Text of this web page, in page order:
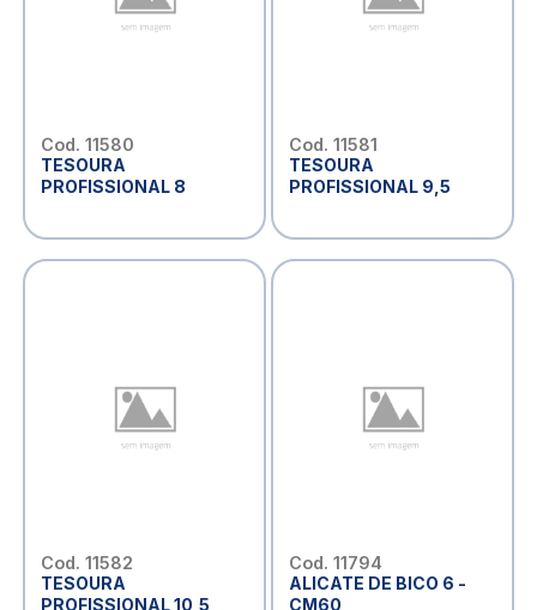
Cod. 11580
TESOURA
PROFISSIONAL 8
Cod. 11581
TESOURA
PROFISSIONAL 9,5
Cod. 11582
TESOURA
PROFISSIONAL 10,5
Cod. 11794
ALICATE DE BICO 6 -
CM60